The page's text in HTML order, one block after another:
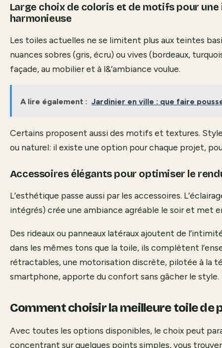
Large choix de coloris et de motifs pour
harmonieuse
Les toiles actuelles ne se limitent plus aux teintes
nuances sobres (gris, écru) ou vives (bordeaux,
façade, au mobilier et à l&’ambiance voulue.
A lire également : Jardinier en ville : que faire
Certains proposent aussi des motifs et textures.
ou naturel: il existe une option pour chaque projet,
Accessoires élégants pour optimiser le
L’esthétique passe aussi par les accessoires.
intégrés) crée une ambiance agréable le soir et met
Des rideaux ou panneaux latéraux ajoutent de
dans les mêmes tons que la toile, ils complètent
rétractables, une motorisation discrète, pilotée à la
smartphone, apporte du confort sans gâcher le style.
Comment choisir la meilleure toile de
Avec toutes les options disponibles, le choix peut
concentrant sur quelques points simples, vous